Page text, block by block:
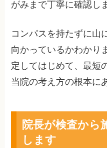
がみまで丁寧に確認し
コンパスを持たずに山
向かっているかわかり
定してはじめて、最短
当院の考え方の根本に
院長が検査から
します